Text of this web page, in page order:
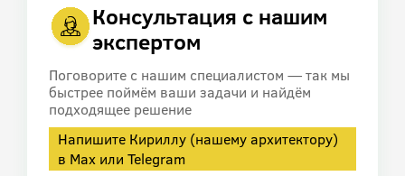
Консультация с нашим
экспертом
Поговорите с нашим специалистом — так мы
быстрее поймём ваши задачи и найдём
подходящее решение
Напишите Кириллу (нашему архитектору)
в Max или Telegram